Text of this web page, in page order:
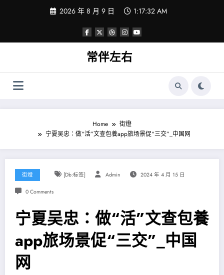
2026 年 8 月 9 日 1:17:33 AM
常伴左右
Home
街燈
宁夏吴忠：做“活”文查包養app旅场景促“三交”_中国网
街燈 [db:标签] Admin 2024 年 4 月 15 日
0 Comments
宁夏吴忠：做“活”文查包養
app旅场景促“三交”_中国
网